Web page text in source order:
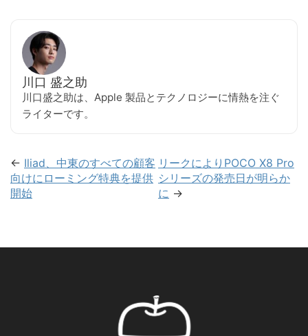
川口 盛之助
川口盛之助は、Apple 製品とテクノロジーに情熱を注ぐ
ライターです。
← Iliad、中東のすべての顧客
向けにローミング特典を提供
開始
リークによりPOCO X8 Pro
シリーズの発売日が明らか
に →